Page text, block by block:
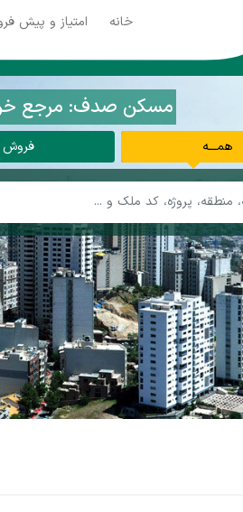
خانه امتیاز و پیش
مسکن صدف: مرجع خرید
همـــه فروش